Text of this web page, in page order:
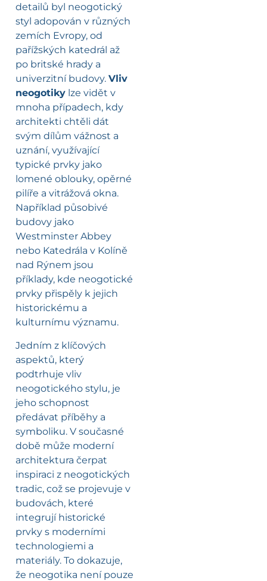
detailů byl neogotický
styl adopován v různých
zemích Evropy, od
pařížských katedrál až
po britské hrady a
univerzitní budovy. Vliv
neogotiky lze vidět v
mnoha případech, kdy
architekti chtěli dát
svým dílům vážnost a
uznání, využívající
typické prvky jako
lomené oblouky, opěrné
pilíře a vitrážová okna.
Například působivé
budovy jako
Westminster Abbey
nebo Katedrála v Kolíně
nad Rýnem jsou
příklady, kde neogotické
prvky přispěly k jejich
historickému a
kulturnímu významu.
Jedním z klíčových
aspektů, který
podtrhuje vliv
neogotického stylu, je
jeho schopnost
předávat příběhy a
symboliku. V současné
době může moderní
architektura čerpat
inspiraci z neogotických
tradic, což se projevuje v
budovách, které
integrují historické
prvky s moderními
technologiemi a
materiály. To dokazuje,
že neogotika není pouze